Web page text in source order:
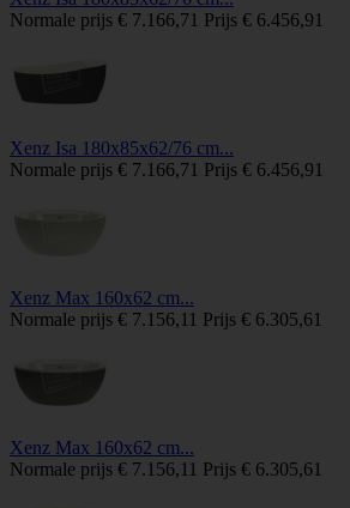
Normale prijs € 7.166,71 Prijs € 6.456,91
Xenz Isa 180x85x62/76 cm...
Normale prijs € 7.166,71 Prijs € 6.456,91
Xenz Max 160x62 cm...
Normale prijs € 7.156,11 Prijs € 6.305,61
Xenz Max 160x62 cm...
Normale prijs € 7.156,11 Prijs € 6.305,61